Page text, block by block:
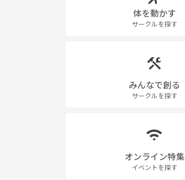
体を動かす
サークルを探す
みんなで創る
サークルを探す
オンライン特集
イベントを探す